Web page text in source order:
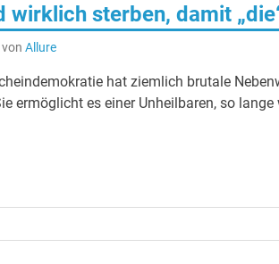
wirklich sterben, damit
Allure
hat ziemlich brutale
ermöglicht es einer Unheilbaren, so